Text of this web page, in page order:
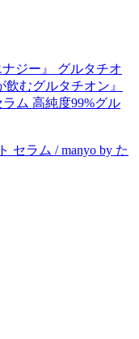
ジー』 グルタチオ
むグルタチオン』
ム 高純度99%グル